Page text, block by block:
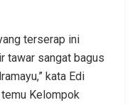
terserap ini
tawar sangat bagus
kata Edi
Kelompok